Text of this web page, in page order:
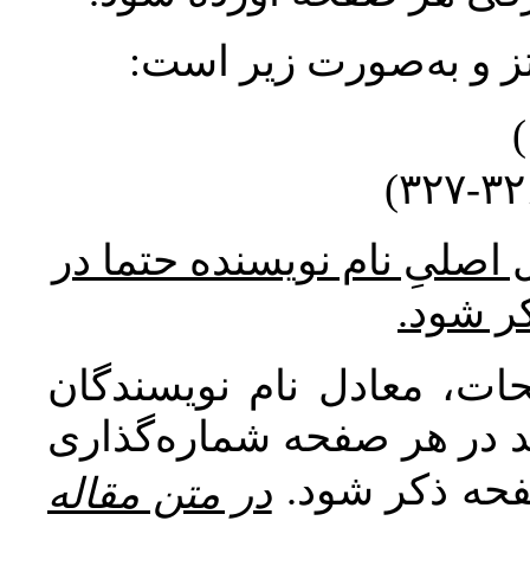
و به‌صورت زیر است:
نام نویسنده حتما در
شود.
معادل نام نویسندگان
در هر صفحه شماره‌گذاری
ذکر شود. در متن مقاله